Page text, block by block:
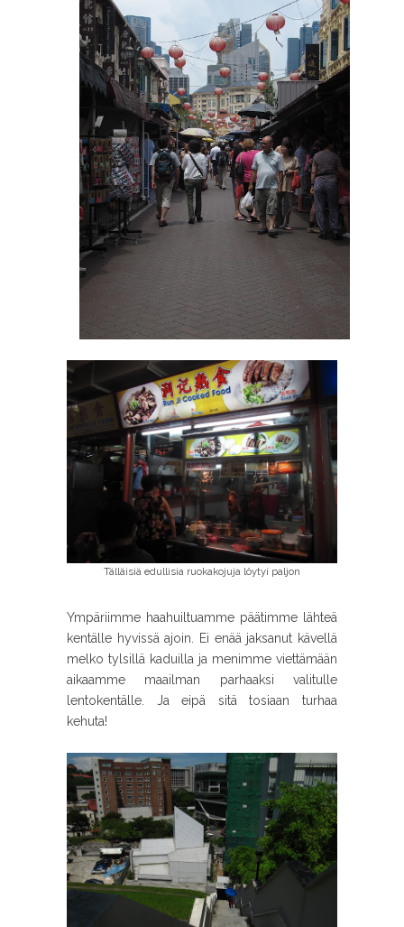
Tälläisiä edullisia ruokakojuja löytyi paljon
Ympäriimme haahuiltuamme päätimme lähteä
kentälle hyvissä ajoin. Ei enää jaksanut kävellä
melko tylsillä kaduilla ja menimme viettämään
aikaamme maailman parhaaksi valitulle
lentokentälle. Ja eipä sitä tosiaan turhaa
kehuta!